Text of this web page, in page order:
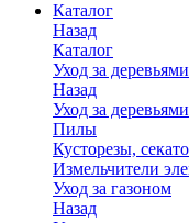
Каталог
Назад
Каталог
Уход за деревьями
Назад
Уход за деревьями
Пилы
Кусторезы,
Измельчители
Уход за газоном
Назад